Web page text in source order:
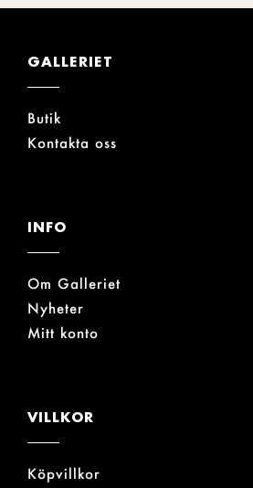
GALLERIET
Butik
Kontakta oss
INFO
Om Galleriet
Nyheter
Mitt konto
VILLKOR
Köpvillkor